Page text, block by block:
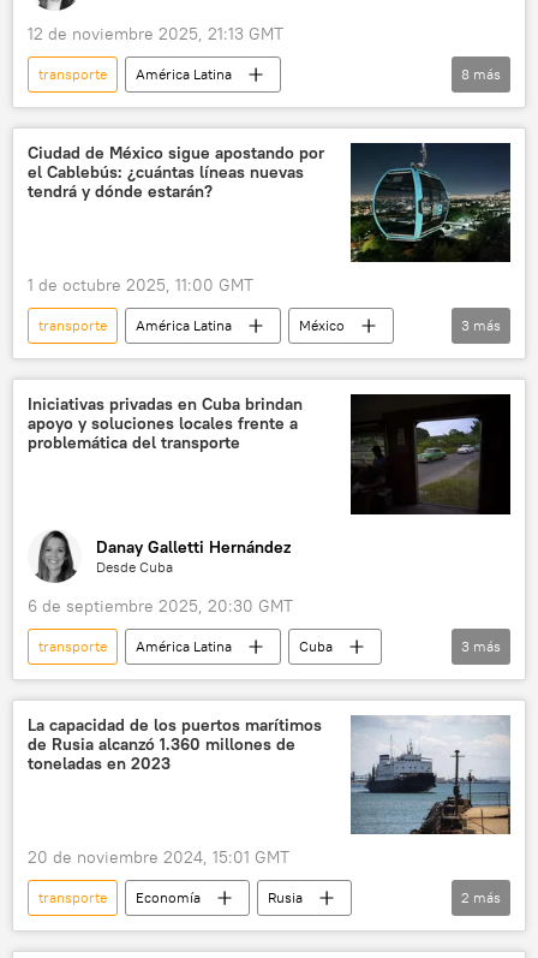
12 de noviembre 2025, 21:13 GMT
transporte
América Latina
Ciudad de México (CDMX)
Estado de México
movilidad
📝 Reportajes
transporte público
transporte urbano
8 más
Ciudad de México sigue apostando por
el Cablebús: ¿cuántas líneas nuevas
tendrá y dónde estarán?
1 de octubre 2025, 11:00 GMT
transporte América Latina
México
Ciudad de México (CDMX)
Iztapalapa
transporte eléctrico
3 más
Iniciativas privadas en Cuba brindan
apoyo y soluciones locales frente a
problemática del transporte
Danay Galletti Hernández
Desde Cuba
6 de septiembre 2025, 20:30 GMT
transporte América Latina
Cuba
La Habana
ONU
💬 Opinión y Análisis
3 más
La capacidad de los puertos marítimos
de Rusia alcanzó 1.360 millones de
toneladas en 2023
20 de noviembre 2024, 15:01 GMT
transporte Economía
Rusia
puerto
flota
2 más